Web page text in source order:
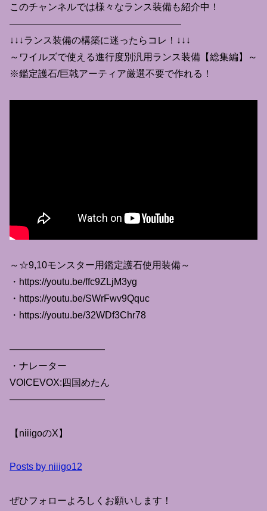
このチャンネルでは様々なランス装備も紹介中！
——————————————————
↓↓↓ランス装備の構築に迷ったらコレ！↓↓↓
～ワイルズで使える進行度別汎用ランス装備【総集編】～
※鑑定護石/巨戟アーティア厳選不要で作れる！
～☆9,10モンスター用鑑定護石使用装備～
・https://youtu.be/ffc9ZLjM3yg
・https://youtu.be/SWrFwv9Qquc
・https://youtu.be/32WDf3Chr78
——————————
・ナレーター
VOICEVOX:四国めたん
——————————
【niiigoのX】
Posts by niiigo12
ぜひフォローよろしくお願いします！